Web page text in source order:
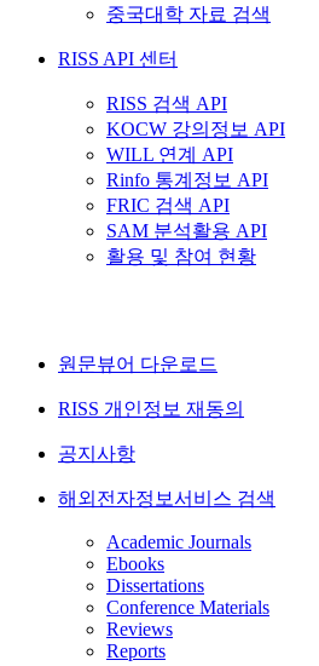
중국대학 자료 검색
RISS API 센터
RISS 검색 API
KOCW 강의정보 API
WILL 연계 API
Rinfo 통계정보 API
FRIC 검색 API
SAM 분석활용 API
활용 및 참여 현황
원문뷰어 다운로드
RISS 개인정보 재동의
공지사항
해외전자정보서비스 검색
Academic Journals
Ebooks
Dissertations
Conference Materials
Reviews
Reports